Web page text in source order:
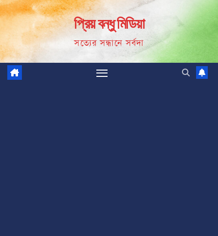
Skip
to
content
প্রিয় বন্ধু মিডিয়া
সত্যের সন্ধানে সর্বদা